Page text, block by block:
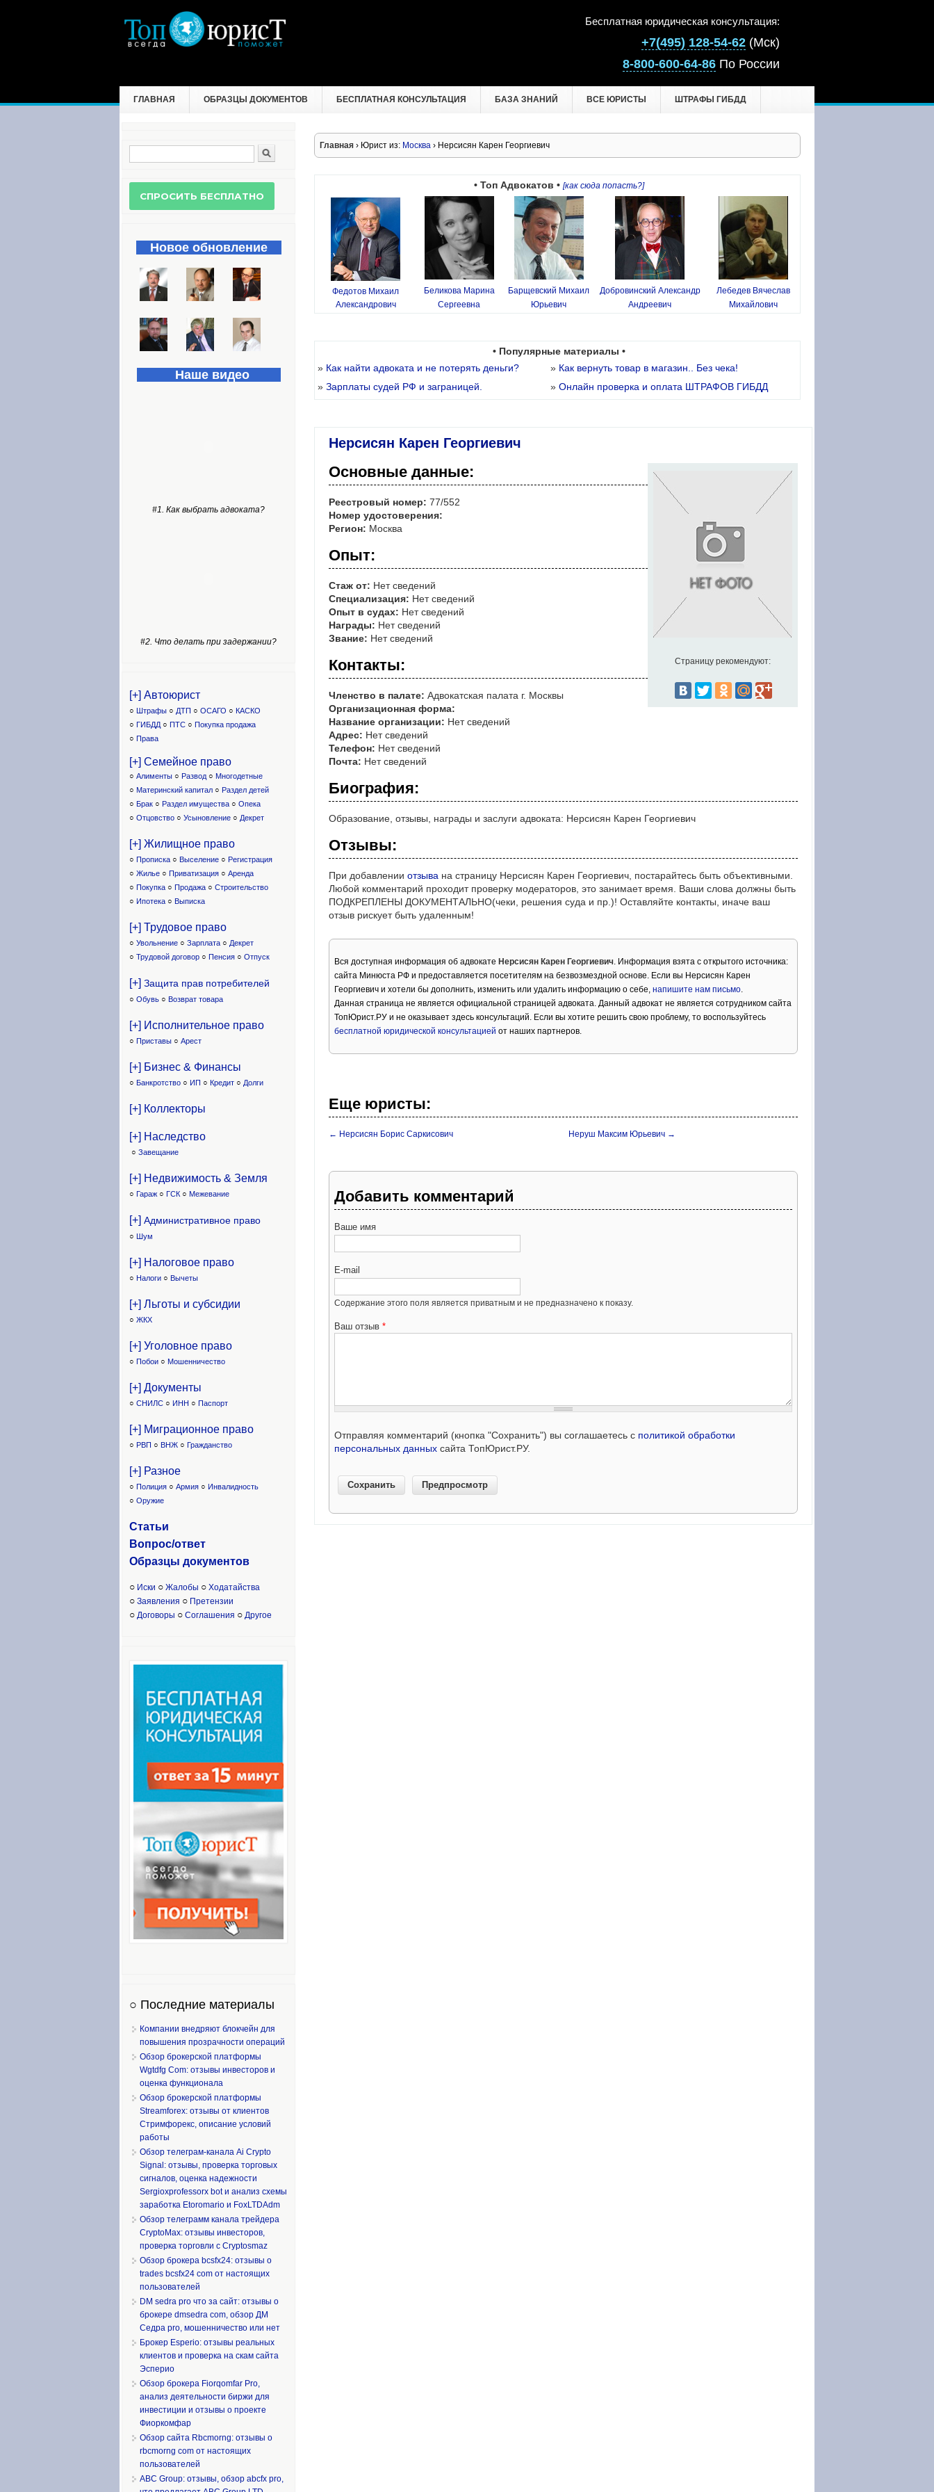
Бесплатная юридическая консультация:
+7(495) 128-54-62 (Мск)
8-800-600-64-86 По России
ГЛАВНАЯ ОБРАЗЦЫ ДОКУМЕНТОВ БЕСПЛАТНАЯ КОНСУЛЬТАЦИЯ БАЗА ЗНАНИЙ ВСЕ ЮРИСТЫ ШТРАФЫ ГИБДД
Главная › Юрист из: Москва › Нерсисян Карен Георгиевич
• Топ Адвокатов • [как сюда попасть?]
Федотов Михаил
Александрович
Беликова Марина
Сергеевна
Барщевский Михаил
Юрьевич
Добровинский Александр
Андреевич
Лебедев Вячеслав
Михайлович
• Популярные материалы •
» Как найти адвоката и не потерять деньги? » Как вернуть товар в магазин.. Без чека!
» Зарплаты судей РФ и заграницей. » Онлайн проверка и оплата ШТРАФОВ ГИБДД
Нерсисян Карен Георгиевич
Страницу рекомендуют:
Основные данные:
Реестровый номер: 77/552
Номер удостоверения:
Регион: Москва
Опыт:
Стаж от: Нет сведений
Специализация: Нет сведений
Опыт в судах: Нет сведений
Награды: Нет сведений
Звание: Нет сведений
Контакты:
Членство в палате: Адвокатская палата г. Москвы
Организационная форма:
Название организации: Нет сведений
Адрес: Нет сведений
Телефон: Нет сведений
Почта: Нет сведений
Биография:
Образование, отзывы, награды и заслуги адвоката: Нерсисян Карен Георгиевич
Отзывы:
При добавлении отзыва на страницу Нерсисян Карен Георгиевич, постарайтесь быть объективными.
Любой комментарий проходит проверку модераторов, это занимает время. Ваши слова должны быть
ПОДКРЕПЛЕНЫ ДОКУМЕНТАЛЬНО(чеки, решения суда и пр.)! Оставляйте контакты, иначе ваш
отзыв рискует быть удаленным!
Вся доступная информация об адвокате Нерсисян Карен Георгиевич. Информация взята с открытого источника:
сайта Минюста РФ и предоставляется посетителям на безвозмездной основе. Если вы Нерсисян Карен
Георгиевич и хотели бы дополнить, изменить или удалить информацию о себе, напишите нам письмо.
Данная страница не является официальной страницей адвоката. Данный адвокат не является сотрудником сайта
ТопЮрист.РУ и не оказывает здесь консультаций. Если вы хотите решить свою проблему, то воспользуйтесь
бесплатной юридической консультацией от наших партнеров.
Еще юристы:
← Нерсисян Борис Саркисович Неруш Максим Юрьевич →
Добавить комментарий
Ваше имя
E-mail
Содержание этого поля является приватным и не предназначено к показу.
Ваш отзыв *
Отправляя комментарий (кнопка "Сохранить") вы соглашаетесь с политикой обработки
персональных данных сайта ТопЮрист.РУ.
Форма поиска
Новое обновление
Наше видео
#1. Как выбрать адвоката?
#2. Что делать при задержании?
[+] Автоюрист
○ Штрафы ○ ДТП ○ ОСАГО ○ КАСКО
○ ГИБДД ○ ПТС ○ Покупка продажа
○ Права
[+] Семейное право
○ Алименты ○ Развод ○ Многодетные
○ Материнский капитал ○ Раздел детей
○ Брак ○ Раздел имущества ○ Опека
○ Отцовство ○ Усыновление ○ Декрет
[+] Жилищное право
○ Прописка ○ Выселение ○ Регистрация
○ Жилье ○ Приватизация ○ Аренда
○ Покупка ○ Продажа ○ Строительство
○ Ипотека ○ Выписка
[+] Трудовое право
○ Увольнение ○ Зарплата ○ Декрет
○ Трудовой договор ○ Пенсия ○ Отпуск
[+] Защита прав потребителей
○ Обувь ○ Возврат товара
[+] Исполнительное право
○ Приставы ○ Арест
[+] Бизнес & Финансы
○ Банкротство ○ ИП ○ Кредит ○ Долги
[+] Коллекторы
[+] Наследство
○ Завещание
[+] Недвижимость & Земля
○ Гараж ○ ГСК ○ Межевание
[+] Административное право
○ Шум
[+] Налоговое право
○ Налоги ○ Вычеты
[+] Льготы и субсидии
○ ЖКХ
[+] Уголовное право
○ Побои ○ Мошенничество
[+] Документы
○ СНИЛС ○ ИНН ○ Паспорт
[+] Миграционное право
○ РВП ○ ВНЖ ○ Гражданство
[+] Разное
○ Полиция ○ Армия ○ Инвалидность
○ Оружие
Статьи
Вопрос/ответ
Образцы документов
○ Иски ○ Жалобы ○ Ходатайства
○ Заявления ○ Претензии
○ Договоры ○ Соглашения ○ Другое
○ Последние материалы
Компании внедряют блокчейн для
повышения прозрачности операций
Обзор брокерской платформы
Wgtdfg Com: отзывы инвесторов и
оценка функционала
Обзор брокерской платформы
Streamforex: отзывы от клиентов
Стримфорекс, описание условий
работы
Обзор телеграм-канала Ai Crypto
Signal: отзывы, проверка торговых
сигналов, оценка надежности
Sergioxprofessorx bot и анализ схемы
заработка Etoromario и FoxLTDAdm
Обзор телеграмм канала трейдера
CryptoMax: отзывы инвесторов,
проверка торговли с Cryptosmaz
Обзор брокера bcsfx24: отзывы о
trades bcsfx24 com от настоящих
пользователей
DM sedra pro что за сайт: отзывы о
брокере dmsedra com, обзор ДМ
Седра pro, мошенничество или нет
Брокер Esperio: отзывы реальных
клиентов и проверка на скам сайта
Эсперио
Обзор брокера Fiorqomfar Pro,
анализ деятельности биржи для
инвестиции и отзывы о проекте
Фиоркомфар
Обзор сайта Rbcmorng: отзывы о
rbcmorng com от настоящих
пользователей
ABC Group: отзывы, обзор abcfx pro,